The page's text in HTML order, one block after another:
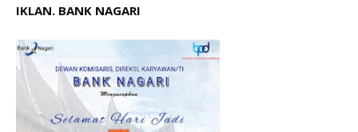
IKLAN. BANK NAGARI